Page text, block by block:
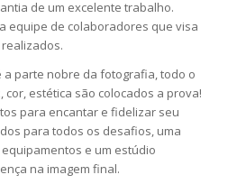
de um excelente trabalho.
equipe de colaboradores que visa
parte nobre da fotografia, todo o
cor, estética são colocados a prova!
para encantar e fidelizar seu
para todos os desafios, uma
e um estúdio
na imagem final.